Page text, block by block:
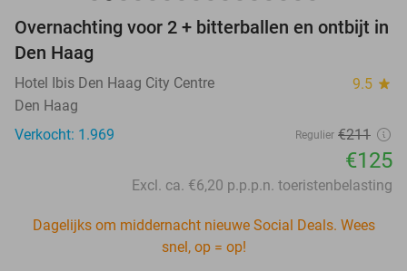
Overnachting voor 2 + bitterballen en ontbijt in
Den Haag
Hotel Ibis Den Haag City Centre 9.5 star
Den Haag
Verkocht: 1.969
Regulier €211
€125
Excl. ca. €6,20 p.p.p.n. toeristenbelasting
Dagelijks om middernacht nieuwe Social Deals. Wees
snel, op = op!